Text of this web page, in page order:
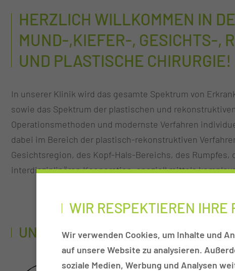
HERZLICH WILLKOMMEN IN
MUND-,KIEFER-, GESICHTS-,
UND PLASTISCHE CHIRURGIE!
In unserer Klinik wird das gesamte Spektrum von
sowie das Spektrum der plastischen und
Operationsmethoden und modernste Verfahren
dabei im Bereich der plastisch-rekonstruktiven
Gesichtsregion, des Kopf-Hals-Bereichs, des
interdisziplinären Kooperation, speziell mittels
UNSERE ZERTIFIZIERTEN
WIR RESPEKTIEREN IHRE
Wir verwenden Cookies, um Inhalte und
auf unsere Website zu analysieren.
soziale Medien, Werbung und Analysen